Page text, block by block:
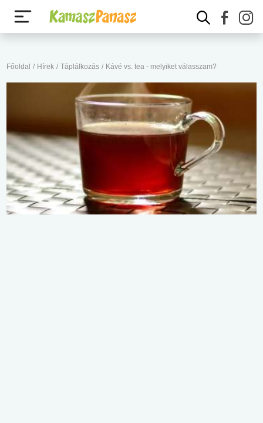
Főoldal / Hírek / Táplálkozás / Kávé vs. tea - melyiket válasszam?